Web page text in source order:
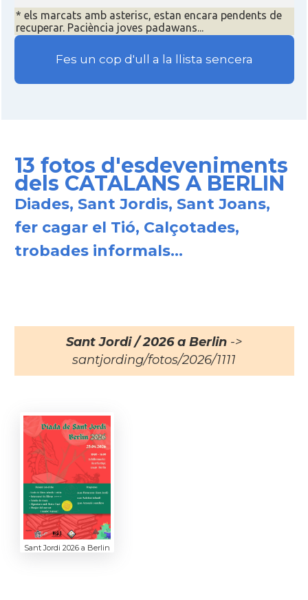
* els marcats amb asterisc, estan encara pendents de
recuperar. Paciència joves padawans...
Fes un cop d'ull a la llista sencera
13 fotos d'esdeveniments
dels CATALANS A BERLIN
Diades, Sant Jordis, Sant Joans,
fer cagar el Tió, Calçotades,
trobades informals...
Sant Jordi / 2026 a Berlin ->
santjording/fotos/2026/1111
Sant Jordi 2026 a Berlin